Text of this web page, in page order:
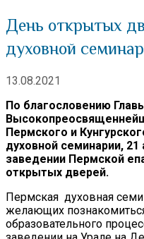
День открытых
духовной
13.08.2021
По благословению
Пермского и
духовной семинарии,
заведении Пермской
открытых дверей.
Пермская духовная
желающих
образовательного